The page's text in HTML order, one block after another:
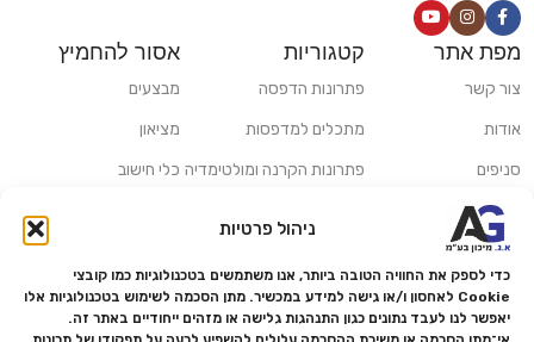
ניהול פרטיות
כדי לספק את החוויה הטובה ביותר, אנו משתמשים בטכנולוגיות כמו קובצי
Cookie לאחסון ו/או גישה למידע במכשיר. מתן הסכמה לשימוש בטכנולוגיות אלו
יאפשר לנו לעבד נתונים כגון התנהגות גלישה או מזהים ייחודיים באתר זה.
מפת אתר
צור קשר
אודות
סניפים
משלוחים ואיסוף עצמי
מדריכים ומאמרים
מותגים
מעבדת תיקונים
קטגוריות
פתרונות הדפסה
מתכלים למדפסות
פתרונות הקרנה ומולטימדיה
פתרונות למגזר הרפואי
אסור להחמיץ
מבצעים
מציאון
כלי חישוב